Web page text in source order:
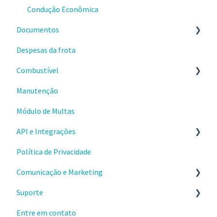
Tratativas de ocorrências
Condução Econômica
Documentos
Checklists
Comprovantes
Despesas da frota
Combustível
Primeiros passos
Usando a gestão de combustível
Problemas e dúvidas
Integração Cartão Combustível
Manutenção
Módulo de Multas
API e Integrações
Comece por aqui
Aplicativos
Webhooks
Política de Privacidade
Comunicação e Marketing
Sobre o produto e valores
Materiais e conteúdos gratuitos
Suporte
Envio e instalações de dispositivos
Entre em contato